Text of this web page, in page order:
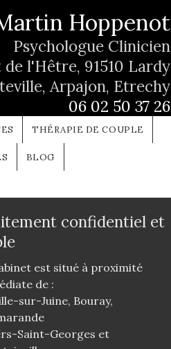
Hoppenot
Psychologue Clinicien
l'Hêtre, 91510 Lardy
Arpajon, Etrechy
06 02 50 37 26
THÉRAPIE DE COUPLE
BLOG
confidentiel et
est situé à proximité
de :
sur-Juine, Bouray,
Saint-Georges et